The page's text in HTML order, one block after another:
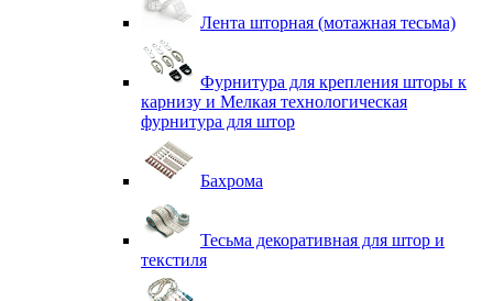
Лента шторная (мотажная тесьма)
Фурнитура для крепления шторы к
карнизу и Мелкая технологическая
фурнитура для штор
Бахрома
Тесьма декоративная для штор и
текстиля